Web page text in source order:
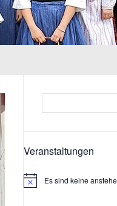
Veranstaltungen
HinweisEs sind keine